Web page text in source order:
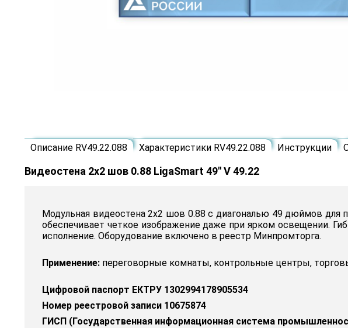
Описание RV49.22.088 Характеристики RV49.22.088 Инструкции
Видеостена 2x2 шов 0.88 LigaSmart 49" V 49.22
Модульная видеостена 2x2 шов 0.88 с диагональю 49 дюймов для
обеспечивает четкое изображение даже при ярком освещении.
исполнение. Оборудование включено в реестр Минпромторга.
Применение: переговорные комнаты, контрольные центры,
Цифровой паспорт ЕКТРУ 1302994178905534
Номер реестровой записи 10675874
ГИСП (Государственная информационная система